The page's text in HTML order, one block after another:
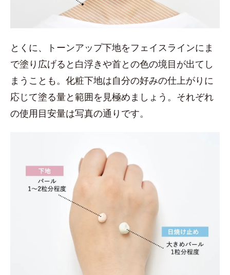
とくに、トーンアップ下地をフェイスラインにま
で塗り広げると白浮きや首との色の境目が出てし
まうことも。化粧下地は自分の好みの仕上がりに
応じて塗る量と範囲を見極めましょう。それぞれ
の使用目安量は写真の通りです。